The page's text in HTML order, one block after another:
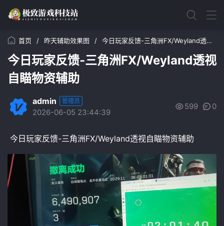
首页 / 昨天辅助效果图 / 今日玩家反馈-三角洲FX/Weyland透视自瞄物资辅助
今日玩家反馈-三角洲FX/Weyland透视
自瞄物资辅助
admin 管理员
2026-06-05 23:44:39
599 0
今日玩家反馈-三角洲FX/Weyland透视自瞄物资辅助